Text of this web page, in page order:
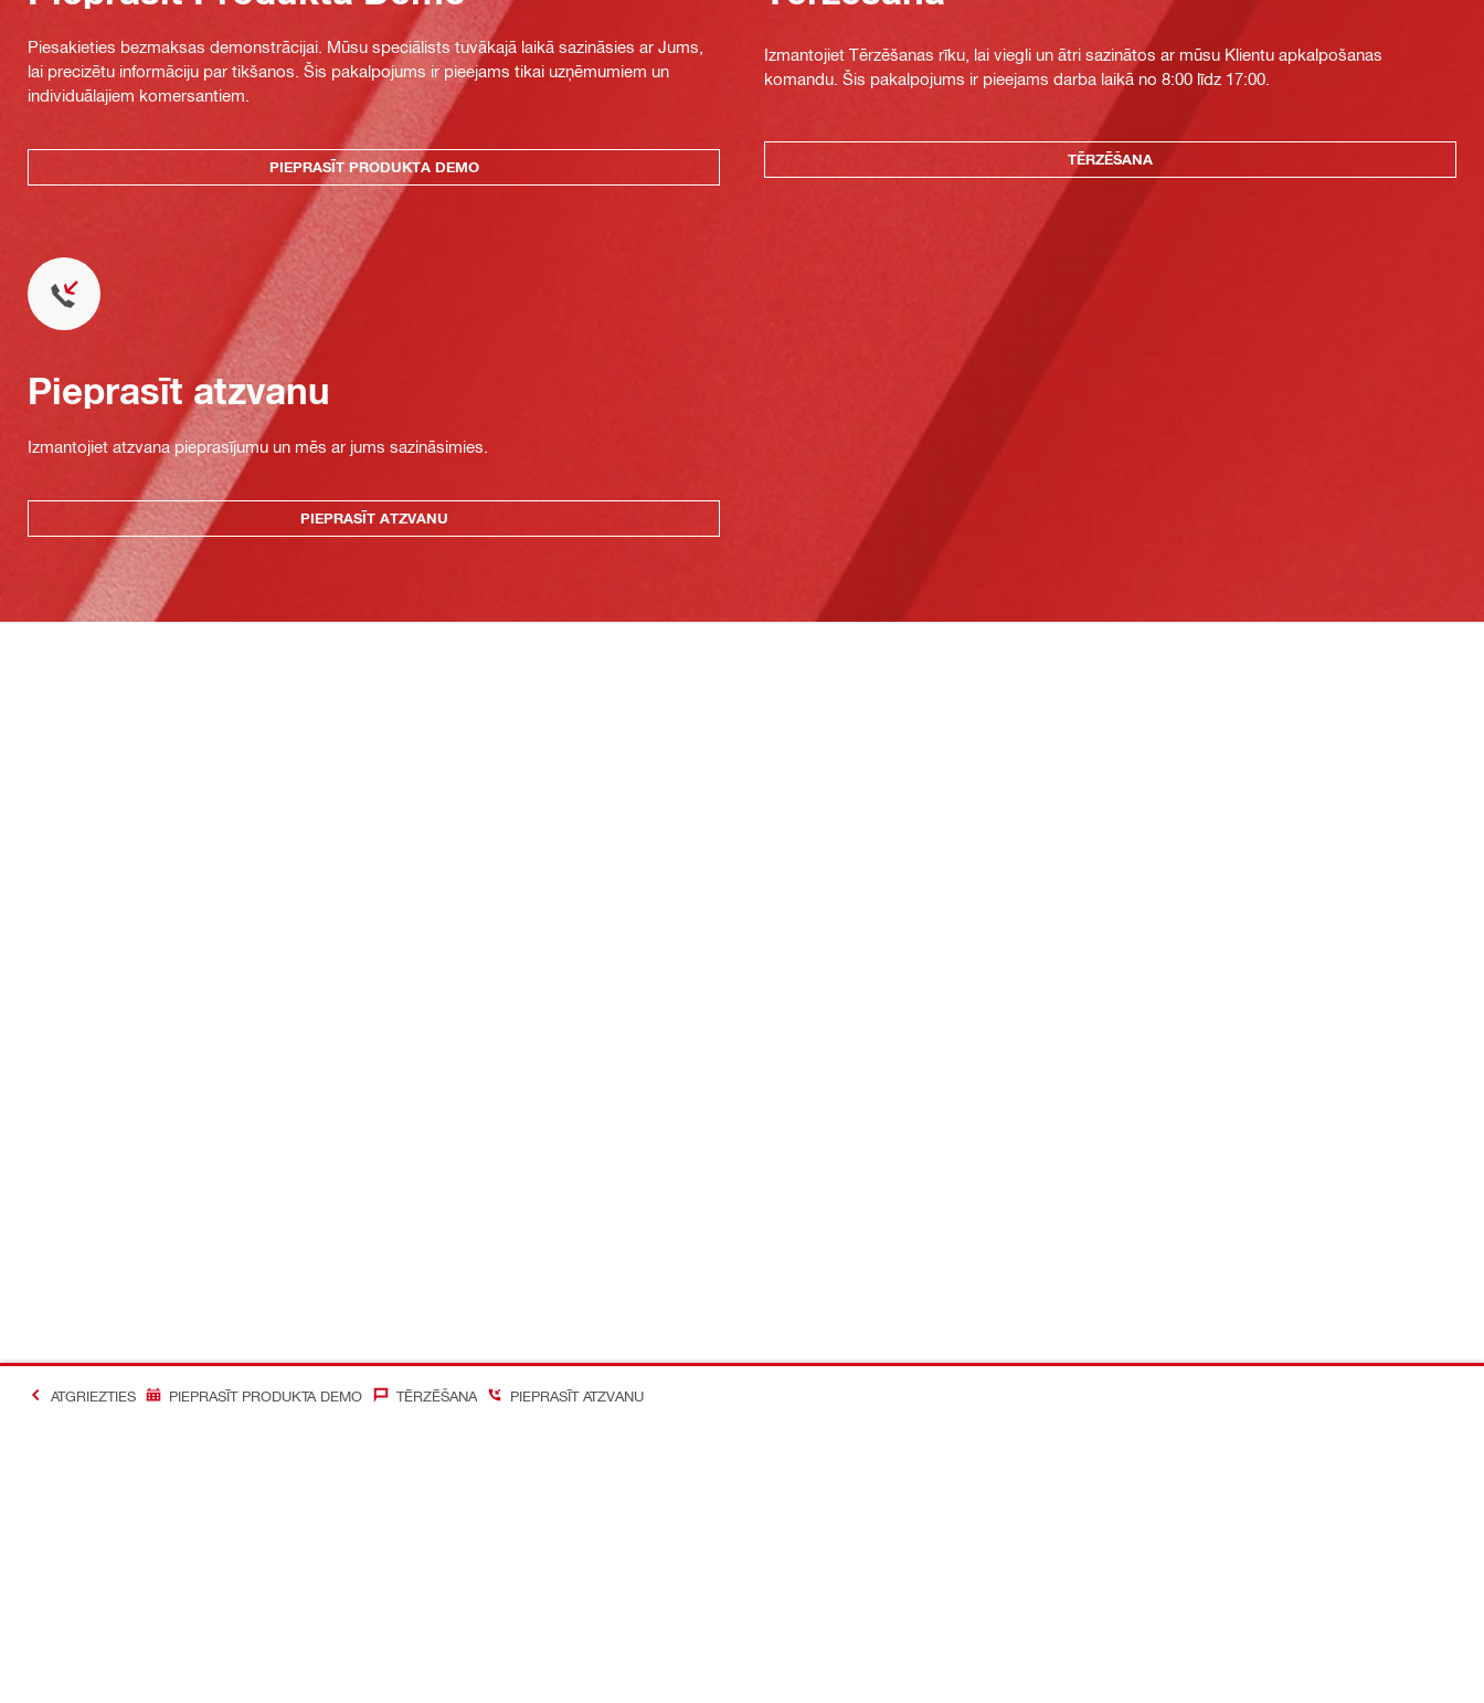
Piesakieties bezmaksas demonstrācijai. Mūsu speciālists tuvākajā laikā sazināsies ar Jums,
lai precizētu informāciju par tikšanos. Šis pakalpojums ir pieejams tikai uzņēmumiem un
individuālajiem komersantiem.
PIEPRASĪT PRODUKTA DEMO
Izmantojiet Tērzēšanas rīku, lai viegli un ātri sazinātos ar mūsu Klientu apkalpošanas
komandu. Šis pakalpojums ir pieejams darba laikā no 8:00 līdz 17:00.
TĒRZĒŠANA
Pieprasīt atzvanu
Izmantojiet atzvana pieprasījumu un mēs ar jums sazināsimies.
PIEPRASĪT ATZVANU
ATGRIEZTIES PIEPRASĪT PRODUKTA DEMO TĒRZĒŠANA PIEPRASĪT ATZVANU